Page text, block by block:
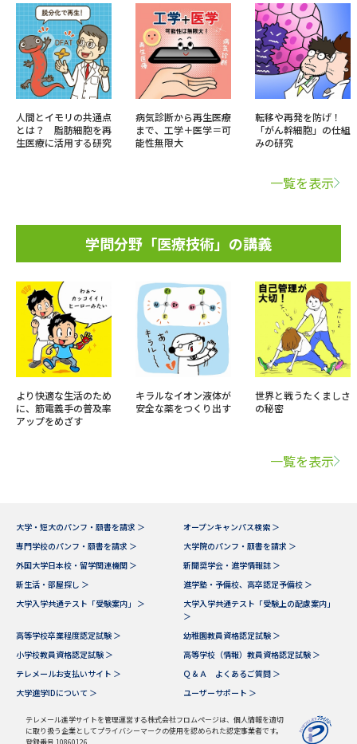
人間とイモリの共通点
とは？ 脂肪細胞を再
生医療に活用する研究
病気診断から再生医療
まで、工学＋医学＝可
能性無限大
転移や再発を防げ！
「がん幹細胞」の仕組
みの研究
一覧を表示
学問分野「医療技術」の講義
より快適な生活のため
に、筋電義手の普及率
アップをめざす
キラルなイオン液体が
安全な薬をつくり出す
世界と戦うたくましさ
の秘密
一覧を表示
大学・短大のパンフ・願書を請求 ＞
オープンキャンパス検索 ＞
専門学校のパンフ・願書を請求 ＞
大学院のパンフ・願書を請求 ＞
外国大学日本校・留学関連機関 ＞
新聞奨学会・進学情報誌 ＞
新生活・部屋探し ＞
進学塾・予備校、高卒認定予備校 ＞
大学入学共通テスト「受験案内」 ＞
大学入学共通テスト「受験上の配慮案内」
＞
高等学校卒業程度認定試験 ＞
幼稚園教員資格認定試験 ＞
小学校教員資格認定試験 ＞
高等学校（情報）教員資格認定試験 ＞
テレメールお支払いサイト ＞
Ｑ＆Ａ よくあるご質問 ＞
大学進学IDについて ＞
ユーザーサポート ＞
テレメール進学サイトを管理運営する株式会社フロムページは、個人情報を適切
に取り扱う企業としてプライバシーマークの使用を認められた認定事業者です。